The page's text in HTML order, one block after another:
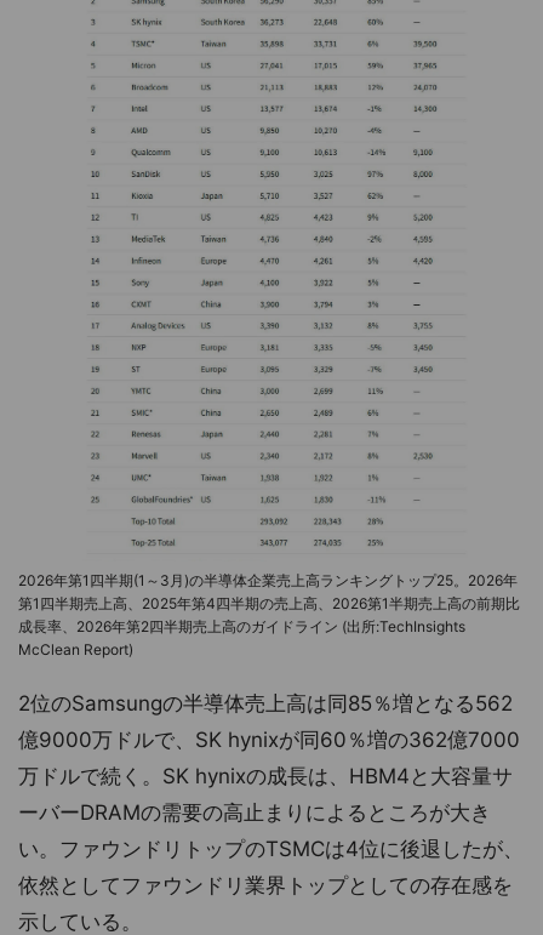
2026年第1四半期(1～3月)の半導体企業売上高ランキングトップ25。2026年
第1四半期売上高、2025年第4四半期の売上高、2026第1半期売上高の前期比
成長率、2026年第2四半期売上高のガイドライン (出所:TechInsights
McClean Report)
2位のSamsungの半導体売上高は同85％増となる562
億9000万ドルで、SK hynixが同60％増の362億7000
万ドルで続く。SK hynixの成長は、HBM4と大容量サ
ーバーDRAMの需要の高止まりによるところが大き
い。ファウンドリトップのTSMCは4位に後退したが、
依然としてファウンドリ業界トップとしての存在感を
示している。